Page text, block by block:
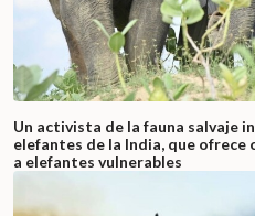
Un activista de la fauna salvaje
elefantes de la India, que
a elefantes vulnerables